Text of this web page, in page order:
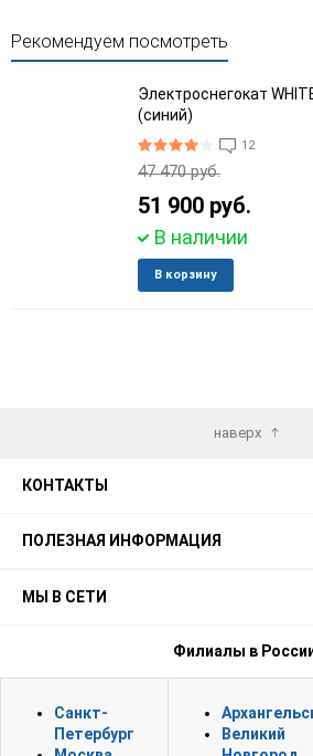
Рекомендуем посмотреть
Электроснегокат
(синий)
12
47 470 руб.
51 900 руб.
В наличии
В корзину
наверх
КОНТАКТЫ
ПОЛЕЗНАЯ ИНФОРМАЦИЯ
МЫ В СЕТИ
Филиалы в
Санкт-
Петербург
Великий